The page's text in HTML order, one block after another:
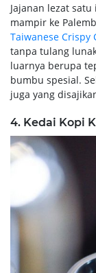
Jajanan lezat
mampir ke
Taiwanese Crispy
tanpa tulang
luarnya berupa
bumbu spesial.
juga yang
4. Kedai Kopi